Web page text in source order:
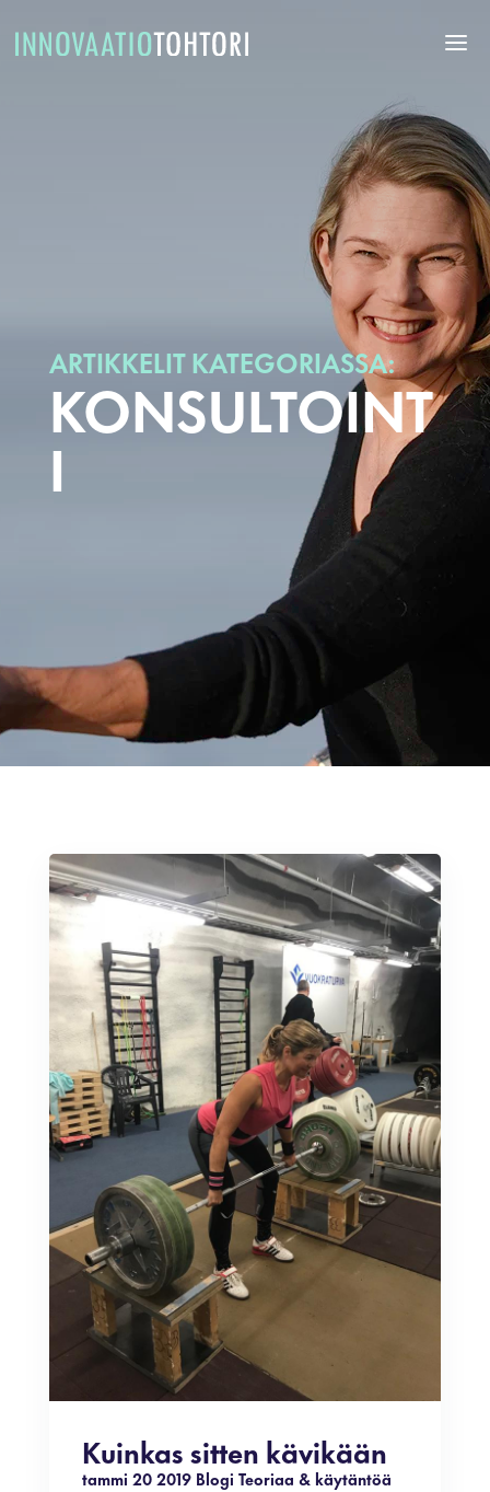
ARTIKKELIT KATEGORIASSA:
KONSULTOINT
I
Kuinkas sitten kävikään
tammi 20 2019 Blogi Teoriaa & käytäntöä